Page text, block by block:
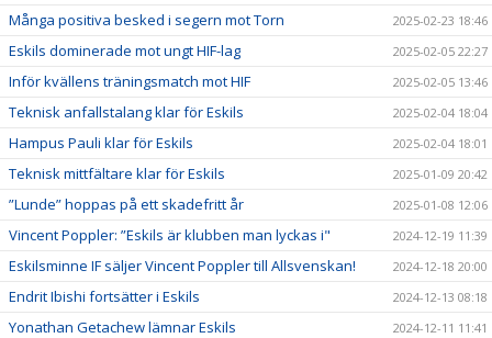
Många positiva besked i segern mot Torn 2025-02-23 18:46
Eskils dominerade mot ungt HIF-lag 2025-02-05 22:27
Inför kvällens träningsmatch mot HIF 2025-02-05 13:46
Teknisk anfallstalang klar för Eskils 2025-02-04 18:04
Hampus Pauli klar för Eskils 2025-02-04 18:01
Teknisk mittfältare klar för Eskils 2025-01-09 20:42
”Lunde” hoppas på ett skadefritt år 2025-01-08 12:06
Vincent Poppler: ”Eskils är klubben man lyckas i" 2024-12-19 11:39
Eskilsminne IF säljer Vincent Poppler till Allsvenskan! 2024-12-18 20:00
Endrit Ibishi fortsätter i Eskils 2024-12-13 08:18
Yonathan Getachew lämnar Eskils 2024-12-11 11:41